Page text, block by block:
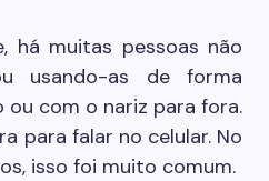
há muitas pessoas não
usando-as de forma
ou com o nariz para fora.
para falar no celular. No
isso foi muito comum.